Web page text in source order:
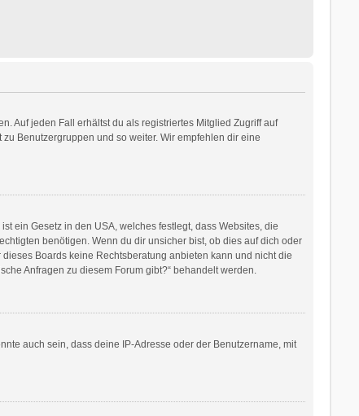
Auf jeden Fall erhältst du als registriertes Mitglied Zugriff auf
Benutzergruppen und so weiter. Wir empfehlen dir eine
ein Gesetz in den USA, welches festlegt, dass Websites, die
benötigen. Wenn du dir unsicher bist, ob dies auf dich oder
Boards keine Rechtsberatung anbieten kann und nicht die
Anfragen zu diesem Forum gibt?“ behandelt werden.
auch sein, dass deine IP-Adresse oder der Benutzername, mit